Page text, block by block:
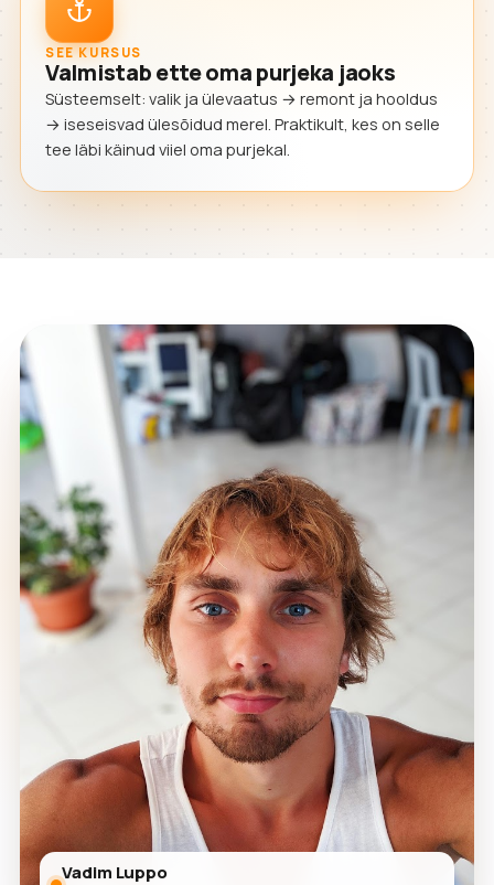
SEE KURSUS
Valmistab ette oma purjeka jaoks
Süsteemselt: valik ja ülevaatus → remont ja hooldus
→ iseseisvad ülesõidud merel. Praktikult, kes on selle
tee läbi käinud viiel oma purjekal.
Vadim Luppo